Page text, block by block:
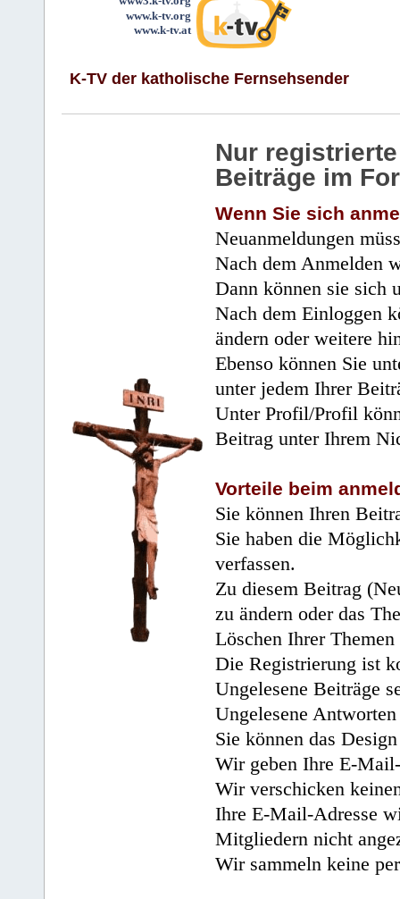
www.k-tv.org
www.k-tv.at
K-TV der katholische Fernsehsender
Nur
Beiträge im
Wenn Sie sich
Neuanmeldungen
Nach dem Anmelden
Dann können sie sich
Nach dem Einloggen
ändern oder weitere
Ebenso können Sie
unter jedem Ihrer
Unter Profil/Profil
Beitrag unter Ihrem
Vorteile beim
Sie können Ihren
Sie haben die
verfassen.
Zu diesem Beitrag
zu ändern oder das
Löschen Ihrer
Die Registrierung ist
Ungelesene Beiträge
Ungelesene
Sie können das
Wir geben Ihre E-
Wir verschicken
Ihre E-Mail-Adresse
Mitgliedern nicht
Wir sammeln keine